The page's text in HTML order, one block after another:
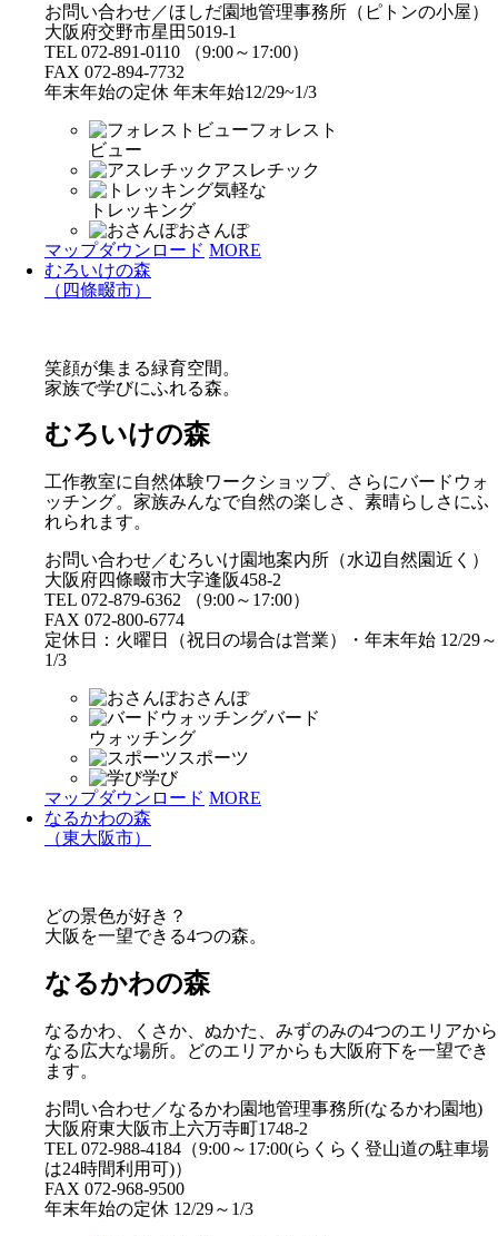
お問い合わせ／ほしだ園地管理事務所（ピトンの小屋）
大阪府交野市星田5019-1
TEL 072-891-0110 （9:00～17:00）
FAX 072-894-7732
年末年始の定休 年末年始12/29~1/3
フォレスト
ビュー
アスレチック
気軽な
トレッキング
おさんぽ
マップダウンロード MORE
むろいけの森
（四條畷市）
笑顔が集まる緑育空間。
家族で学びにふれる森。
むろいけの森
工作教室に自然体験ワークショップ、さらにバードウォ
ッチング。家族みんなで自然の楽しさ、素晴らしさにふ
れられます。
お問い合わせ／むろいけ園地案内所（水辺自然園近く）
大阪府四條畷市大字逢阪458-2
TEL 072-879-6362 （9:00～17:00）
FAX 072-800-6774
定休日：火曜日（祝日の場合は営業）・年末年始 12/29～
1/3
おさんぽ
バード
ウォッチング
スポーツ
学び
マップダウンロード MORE
なるかわの森
（東大阪市）
どの景色が好き？
大阪を一望できる4つの森。
なるかわの森
なるかわ、くさか、ぬかた、みずのみの4つのエリアから
なる広大な場所。どのエリアからも大阪府下を一望でき
ます。
お問い合わせ／なるかわ園地管理事務所(なるかわ園地)
大阪府東大阪市上六万寺町1748-2
TEL 072-988-4184（9:00～17:00(らくらく登山道の駐車場
は24時間利用可)）
FAX 072-968-9500
年末年始の定休 12/29～1/3